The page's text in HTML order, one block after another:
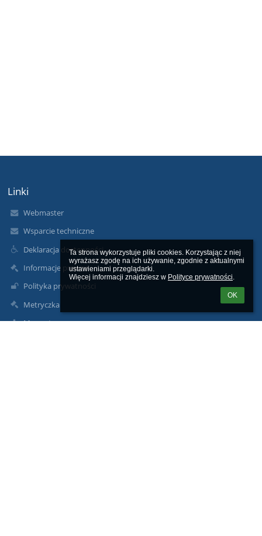
Ta strona wykorzystuje pliki cookies. Korzystając z niej
wyrażasz zgodę na ich używanie, zgodnie z aktualnymi
ustawieniami przeglądarki.
Więcej informacji znajdziesz w Polityce prywatności.
OK
Linki
Webmaster
Wsparcie techniczne
Deklaracja dostępności
Informacje prawne
Polityka prywatności
Metryczka
Mapa strony